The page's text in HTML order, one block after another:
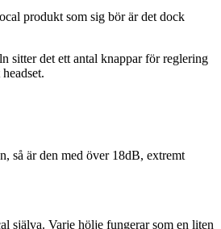
produkt som sig bör är det dock
sitter det ett antal knappar för reglering
så är den med över 18dB, extremt
själva. Varje hölje fungerar som en liten